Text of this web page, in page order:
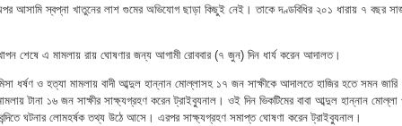
অপর আসামি স্বপ্না খাতুনের লাশ গুমের অভিযোগ ছাড়া কিছুই নেই। তাকে দণ্ডবিধির ২০১ ধারায় ৭ বছর
শেষে এ মামলায় রায় ঘোষণার জন্য আগামী রোববার (৭ জুন) দিন ধার্য করেন আদালত।
ধর্ষণ ও হত্যা মামলায় বাদী আব্দুল হান্নান মোল্লাসহ ১৭ জন সাক্ষীকে আদালতে হাজির হতে সমন জারি
টানা ১৬ জন সাক্ষীর সাক্ষ্যগ্রহণ করেন ট্রাইব্যুনাল। ওই দিন ভিকটিমের বাবা আব্দুল হান্নান মোল্লা
ঘটনার লোমহর্ষক তথ্য উঠে আসে। এরপর সাক্ষ্যগ্রহণ সমাপ্ত ঘোষণা করেন ট্রাইব্যুনাল।